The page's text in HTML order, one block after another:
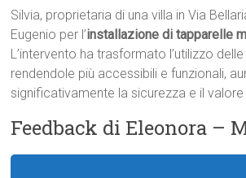
Silvia, proprietaria di una villa in Via
Eugenio per l’installazione di tapparelle
L’intervento ha trasformato l’utilizzo
rendendole più accessibili e funzionali,
significativamente la sicurezza e il
Feedback di Eleonora –